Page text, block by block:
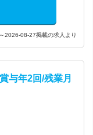
2026-08-27掲載の求人より
与年2回/残業月